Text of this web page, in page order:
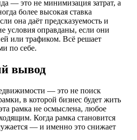
— это не минимизация затрат, а
более высокая ставка
она даёт предсказуемость и
условия оправданы, если они
или трафиком. Всё решает
по себе.
вывод
— это не поиск
в которой бизнес будет жить
рамка не осмыслена, любое
Когда рамка становится
— и именно это снижает